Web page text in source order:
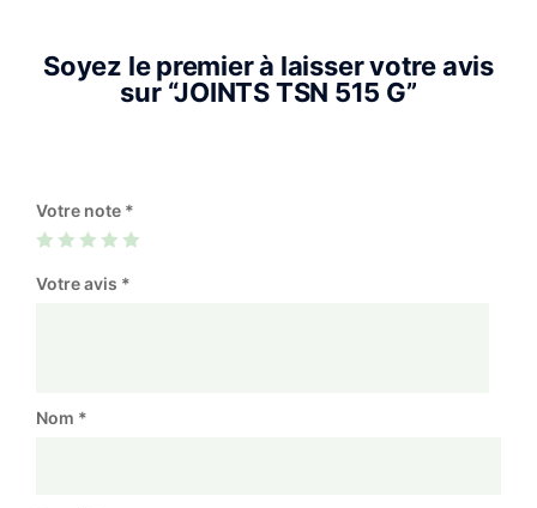
Soyez le premier à laisser votre avis
sur “JOINTS TSN 515 G”
Votre note *
Votre avis *
Nom *